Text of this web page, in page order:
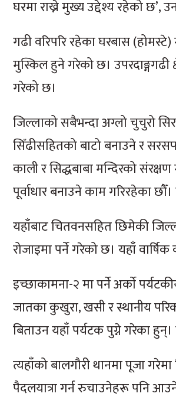
घरमा राख्ने मुख्य उद्देश्य रहेको छ’,
गढी वरिपरि रहेका घरबास
मुस्किल हुने गरेको छ।
गरेको छ।
जिल्लाको सबैभन्दा अग्लो चुचुरो
सिँढीसहितको बाटो बनाउने र
काली र सिद्धबाबा मन्दिरको
पूर्वाधार बनाउने काम गरिरहेका
यहाँबाट चितवनसहित छिमेकी
रोजाइमा पर्ने गरेको छ। यहाँ
इच्छाकामना-२ मा पर्ने अर्काे
जातका कुखुरा, खसी र स्थानीय
बिताउन यहाँ पर्यटक पुग्ने गरेका
त्यहाँको बालगौरी थानमा पूजा
पैदलयात्रा गर्न रुचाउनेहरू पनि